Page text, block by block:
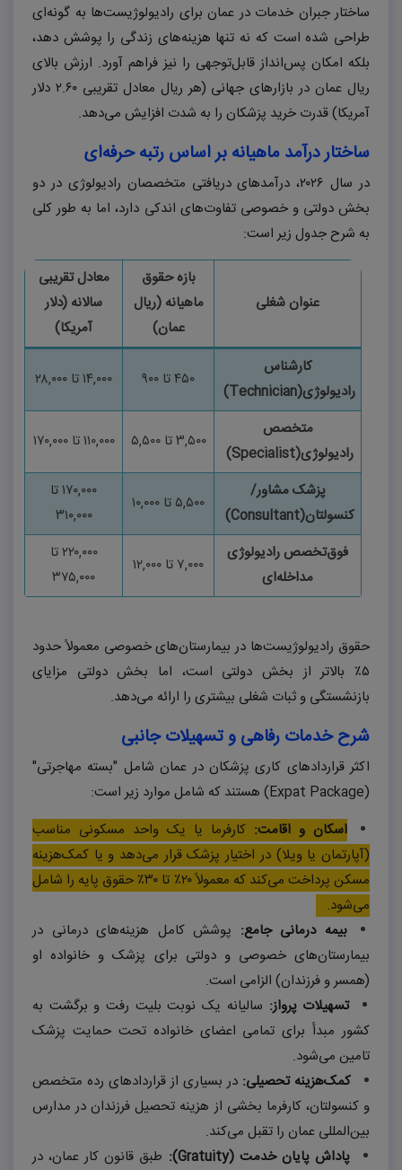
ساختار جبران خدمات در عمان برای رادیولوژیست‌ها به گونه‌ای
طراحی شده است که نه تنها هزینه‌های زندگی را پوشش دهد،
بلکه امکان پس‌انداز قابل‌توجهی را نیز فراهم آورد. ارزش بالای
ریال عمان در بازارهای جهانی (هر ریال معادل تقریبی۲.۶۰ دلار
آمریکا) قدرت خرید پزشکان را به شدت افزایش می‌دهد.
ساختار درآمد ماهیانه بر اساس رتبه حرفه‌ای
در سال ۲۰۲۶، درآمدهای دریافتی متخصصان رادیولوژی در دو
بخش دولتی و خصوصی تفاوت‌های اندکی دارد، اما به طور کلی
به شرح جدول زیر است:
عنوان شغلی
بازه حقوق
ماهیانه (ریال
عمان)
معادل تقریبی
سالانه (دلار
آمریکا)
کارشناس
رادیولوژی(Technician)
۴۵۰تا ۹۰۰ ۱۴,۰۰۰تا ۲۸,۰۰۰
متخصص
رادیولوژی(Specialist)
۳,۵۰۰تا۵,۵۰۰ ۱۱۰,۰۰۰تا۱۷۰,۰۰۰
پزشک مشاور/
کنسولتان(Consultant)
۵,۵۰۰ تا ۱۰,۰۰۰
۱۷۰,۰۰۰تا
۳۱۰,۰۰۰
فوق‌تخصص رادیولوژی
مداخله‌ای
۷,۰۰۰ تا ۱۲,۰۰۰
۲۲۰,۰۰۰تا
۳۷۵,۰۰۰
حقوق رادیولوژیست‌ها در بیمارستان‌های خصوصی معمولاً حدود
۵٪
بالاتر از بخش دولتی است، اما بخش دولتی مزایای
بازنشستگی و ثبات شغلی بیشتری را ارائه می‌دهد.
شرح خدمات رفاهی و تسهیلات جانبی
اکثر قراردادهای کاری پزشکان در عمان شامل "بسته مهاجرتی"
(
Expat Package) هستند که شامل موارد زیر است:
اسکان و اقامت: کارفرما یا یک واحد مسکونی مناسب
(آپارتمان یا ویلا) در اختیار پزشک قرار می‌دهد و یا کمک‌هزینه
مسکن پرداخت می‌کند که معمولاً ۲۰٪ تا ۳۰٪ حقوق پایه را شامل
می‌شود.
بیمه درمانی جامع: پوشش کامل هزینه‌های درمانی در
بیمارستان‌های خصوصی و دولتی برای پزشک و خانواده او
(همسر و فرزندان) الزامی است.
تسهیلات پرواز: سالیانه یک نوبت بلیت رفت و برگشت به
کشور مبدأ برای تمامی اعضای خانواده تحت حمایت پزشک
تامین می‌شود.
کمک‌هزینه تحصیلی: در بسیاری از قراردادهای رده متخصص
و کنسولتان، کارفرما بخشی از هزینه تحصیل فرزندان در مدارس
بین‌المللی عمان را تقبل می‌کند.
پاداش پایان خدمت (Gratuity
): طبق قانون کار عمان، در